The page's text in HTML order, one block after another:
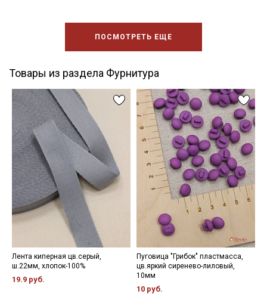
ПОСМОТРЕТЬ ЕЩЕ
Товары из раздела Фурнитура
Лента киперная цв.серый,
ш.22мм, хлопок-100%
19.9 руб.
Пуговица "Грибок" пластмасса,
цв.яркий сиренево-лиловый,
10мм
10 руб.